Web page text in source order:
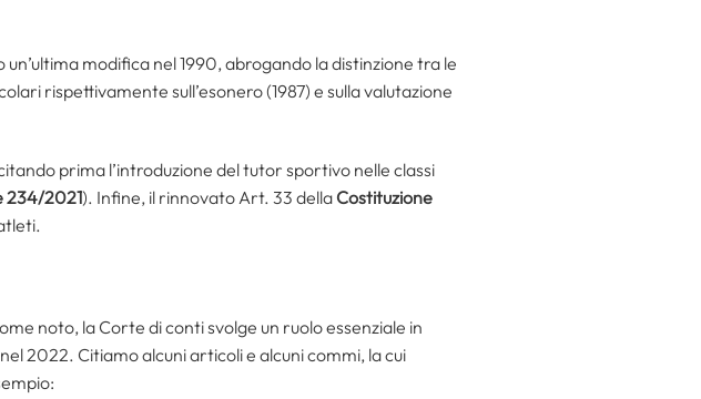
modifica nel 1990, abrogando la distinzione tra le
rispettivamente sull’esonero (1987) e sulla valutazione
prima l’introduzione del tutor sportivo nelle classi
234/2021). Infine, il rinnovato Art. 33 della Costituzione
noto, la Corte di conti svolge un ruolo essenziale in
2022. Citiamo alcuni articoli e alcuni commi, la cui